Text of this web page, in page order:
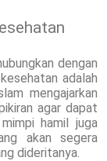
dengan
adalah
mengajarkan
agar dapat
hamil juga
akan segera
dideritanya.